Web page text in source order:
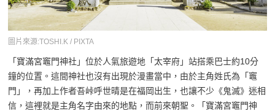
圖片來源:TOSHI.K / PIXTA
「寶滿宮竈門神社」位於人氣旅遊地「太宰府」站搭乘巴士約10分
鐘的位置。這間神社也沒有出現於漫畫當中，由於主角姓氏為「竈
門」，再加上作者吾峠呼世晴是在福岡出生，也讓不少《鬼滅》迷相
信，這裡就是主角名字由來的地點，而前來朝聖。「寶滿宮竈門神